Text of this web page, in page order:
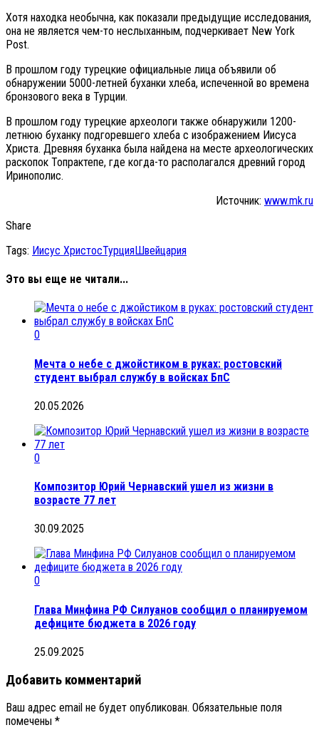
Хотя находка необычна, как показали предыдущие исследования,
она не является чем-то неслыханным, подчеркивает New York
Post.
В прошлом году турецкие официальные лица объявили об
обнаружении 5000-летней буханки хлеба, испеченной во времена
бронзового века в Турции.
В прошлом году турецкие археологи также обнаружили 1200-
летнюю буханку подгоревшего хлеба с изображением Иисуса
Христа. Древняя буханка была найдена на месте археологических
раскопок Топрактепе, где когда-то располагался древний город
Иринополис.
Источник: www.mk.ru
Share
Tags: Иисус ХристосТурцияШвейцария
Это вы еще не читали...
0
Мечта о небе с джойстиком в руках: ростовский
студент выбрал службу в войсках БпС
20.05.2026
0
Композитор Юрий Чернавский ушел из жизни в
возрасте 77 лет
30.09.2025
0
Глава Минфина РФ Силуанов сообщил о планируемом
дефиците бюджета в 2026 году
25.09.2025
Добавить комментарий
Ваш адрес email не будет опубликован. Обязательные поля
помечены *